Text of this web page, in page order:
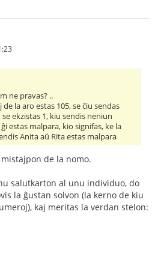
ne pravas? ..
la aro estas 105, se ĉiu sendas
ekzistas 1, kiu sendis neniun
estas malpara, kio signifas, ke la
Anita aŭ Rita estas malpara
de la nomo.
salutkarton al unu individuo, do
la ĝustan solvon (la kerno de kiu
kaj meritas la verdan stelon: